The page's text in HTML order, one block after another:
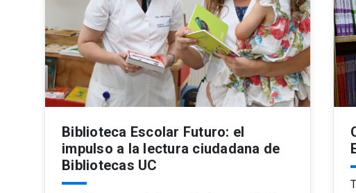
Biblioteca Escolar Futuro: el
impulso a la lectura ciudadana de
Bibliotecas UC